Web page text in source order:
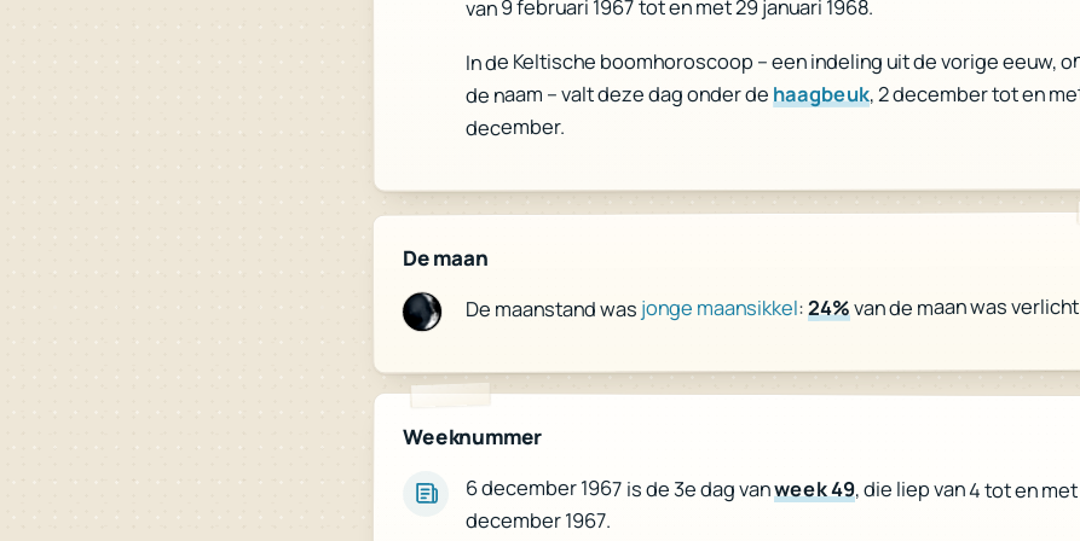
van 9 februari 1967 tot en met 29 januari 1968.
In de Keltische boomhoroscoop – een indeling uit de vorige eeuw,
de naam – valt deze dag onder de haagbeuk, 2 december tot en
december.
De maan
De maanstand was jonge maansikkel:24%van de maan was
Weeknummer
6 december 1967 is de 3e dag vanweek 49, die liep van 4 tot en met
december 1967.